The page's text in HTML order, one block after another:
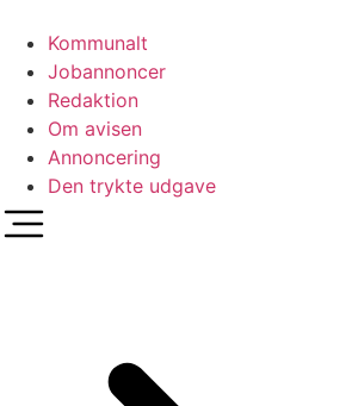
indhold
Kommunalt
Jobannoncer
Redaktion
Om avisen
Annoncering
Den trykte udgave